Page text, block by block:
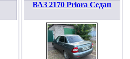
ВАЗ 2170 Priora Седан